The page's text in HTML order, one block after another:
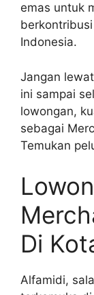
emas untuk
Indonesia.
Jangan
ini sampai
lowongan,
sebagai
Temukan
Di
Alfamidi,